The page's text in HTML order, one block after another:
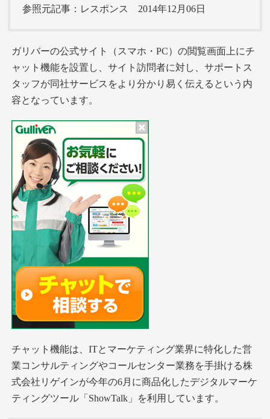
参照元記事：レスポンス 2014年12月06日
ガリバーの公式サイト（スマホ・PC）の閲覧画面上にチ
ャット機能を設置し、サイト訪問者に対し、サポートス
タッフが同社サービスをより分かり易く伝えるという内
容となっています。
チャット機能は、ITとマーケティング業界に特化した営
業コンサルティングやコールセンター業務を手掛ける株
式会社リゲインが今年の6月に商品化したデジタルマーケ
ティングツール「ShowTalk」を利用しています。